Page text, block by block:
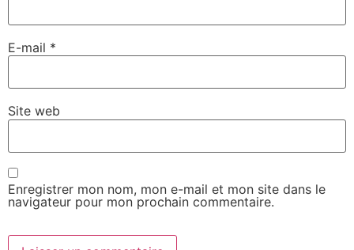
E-mail *
Site web
Enregistrer mon nom, mon e-mail et mon site dans le
navigateur pour mon prochain commentaire.